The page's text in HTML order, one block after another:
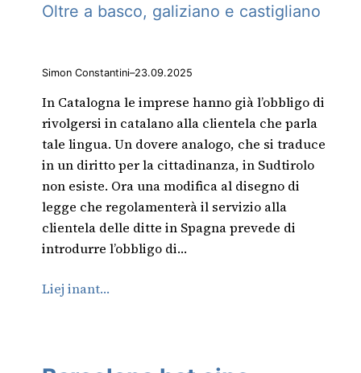
Oltre a basco, galiziano e castigliano
Simon Constantini–23.09.2025
In Catalogna le imprese hanno già l’obbligo di
rivolgersi in catalano alla clientela che parla
tale lingua. Un dovere analogo, che si traduce
in un diritto per la cittadinanza, in Sudtirolo
non esiste. Ora una modifica al disegno di
legge che regolamenterà il servizio alla
clientela delle ditte in Spagna prevede di
introdurre l’obbligo di…
Liej inant…